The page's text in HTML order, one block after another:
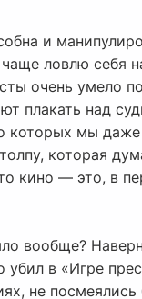
и
ловлю себя
очень умело
плакать над
которых мы
которая
кино — это, в
вообще?
убил в «Игре
не